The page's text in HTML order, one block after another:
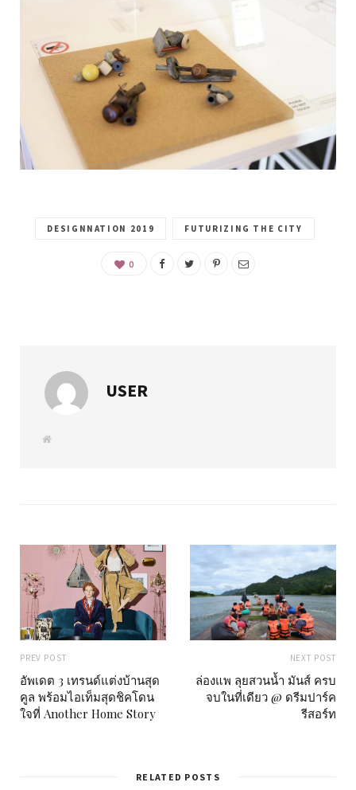
DESIGNNATION 2019 FUTURIZING THE CITY
0
USER
W
PREV POST
อัพเดต 3 เทรนด์แต่งบ้านสุด
คูล พร้อมไอเท็มสุดชิคโดน
ใจที่ Another Home Story
NEXT POST
ล่องแพ ลุยสวนน้ำ มันส์ ครบ
จบในที่เดียว @ ดรีมปาร์ค
รีสอร์ท
RELATED POSTS